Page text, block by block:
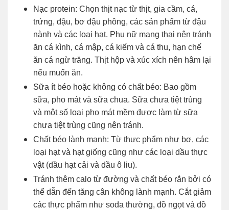
Nạc protein: Chọn thịt nạc từ thịt, gia cầm, cá,
trứng, đậu, bơ đậu phông, các sản phẩm từ đậu
nành và các loại hạt. Phụ nữ mang thai nên tránh
ăn cá kình, cá mập, cá kiếm và cá thu, hạn chế
ăn cá ngừ trăng. Thịt hộp và xúc xích nên hâm lại
nếu muốn ăn.
Sữa ít béo hoặc không có chất béo: Bao gồm
sữa, pho mát và sữa chua. Sữa chưa tiệt trùng
và một số loại pho mát mềm được làm từ sữa
chưa tiệt trùng cũng nên tránh.
Chất béo lành mạnh: Từ thực phẩm như bơ, các
loại hạt và hạt giống cũng như các loại dầu thực
vật (dầu hạt cải và dầu ô liu).
Tránh thêm calo từ đường và chất béo rắn bởi có
thể dẫn đến tăng cân không lành mạnh. Cắt giảm
các thực phẩm như soda thường, đồ ngọt và đồ